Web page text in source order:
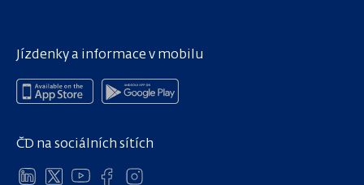
Jízdenky a informace v mobilu
ČD na sociálních sítích